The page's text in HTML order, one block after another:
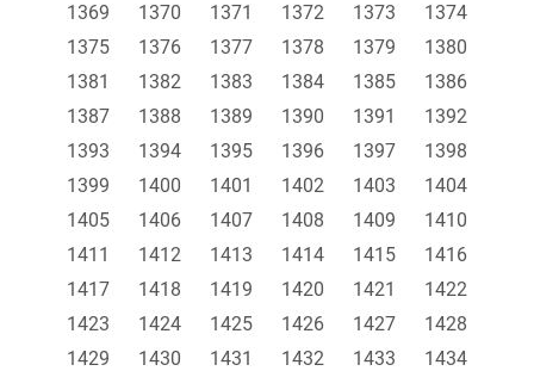
1369
1370 1371 1372 1373
1374
1375
1376 1377 1378 1379
1380
1381
1382 1383 1384 1385
1386
1387
1388 1389 1390 1391
1392
1393
1394 1395 1396 1397
1398
1399
1400 1401 1402 1403
1404
1405
1406 1407 1408 1409
1410
1411
1412 1413 1414 1415
1416
1417
1418 1419 1420 1421
1422
1423
1424 1425 1426 1427
1428
1429
1430 1431 1432 1433
1434